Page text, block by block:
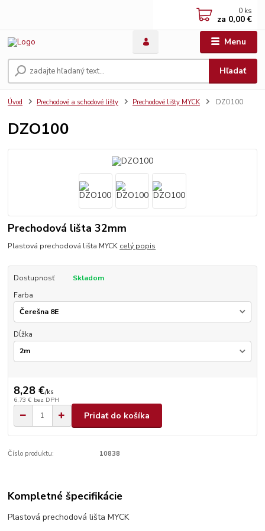
Menu
Hľadať
0 ks
za 0,00 €
Úvod Prechodové a schodové lišty Prechodové lišty MYCK DZO100
DZO100
Prechodová lišta 32mm
Plastová prechodová lišta MYCK celý popis
Dostupnosť
Skladom
Farba
Dĺžka
8,28 €/ks
6,73 € bez DPH
Pridať do košíka
Číslo produktu: 10838
Kompletné špecifikácie
Plastová prechodová lišta MYCK